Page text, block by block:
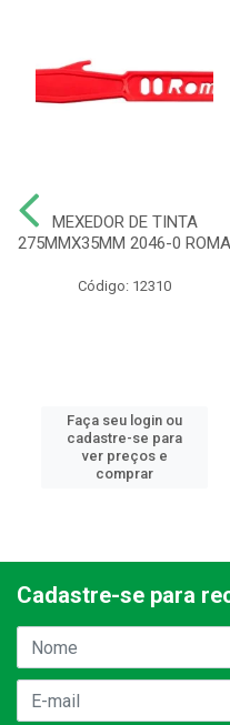
MEXEDOR DE TINTA
275MMX35MM 2046-0 ROMA
Código: 12310
Faça seu login ou
cadastre-se para
ver preços e
comprar
Cadastre-se para